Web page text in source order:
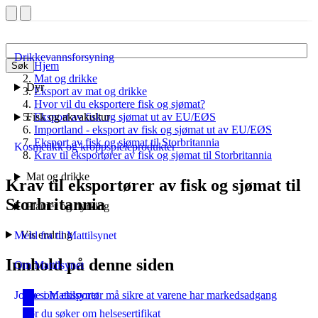
Søk
Drikkevannsforsyning
Dyr
Fisk og akvakultur
Kosmetikk og kroppspleieprodukter
Mat og drikke
Planter og dyrking
Meld fra til Mattilsynet
Om Mattilsynet
Jobbe i Mattilsynet
Hjem
Mat og drikke
Eksport av mat og drikke
Hvor vil du eksportere fisk og sjømat?
Eksport av fisk og sjømat ut av EU/EØS
Importland - eksport av fisk og sjømat ut av EU/EØS
Eksport av fisk og sjømat til Storbritannia
Krav til eksportører av fisk og sjømat til Storbritannia
Krav til eksportører av fisk og sjømat til
Storbritannia
Vis endring
Innhold på denne siden
Du som eksportør må sikre at varene har markedsadgang
Før du søker om helsesertifikat